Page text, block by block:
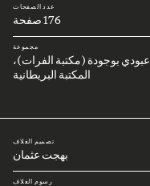
عدد الصفحات
176 صفحة
مجموعة
عبودي بوجودة (مكتبة الفرات)،
المكتبة البريطانية
تصميم الغلاف
بهجت عثمان
رسوم الغلاف